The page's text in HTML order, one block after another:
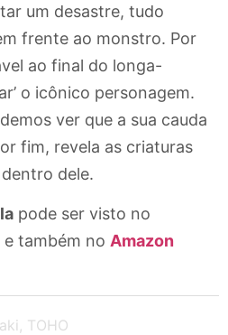
um desastre, tudo
frente ao monstro. Por
ao final do longa-
o icônico personagem.
ver que a sua cauda
fim, revela as criaturas
dele.
pode ser visto no
e também no Amazon
TOHO